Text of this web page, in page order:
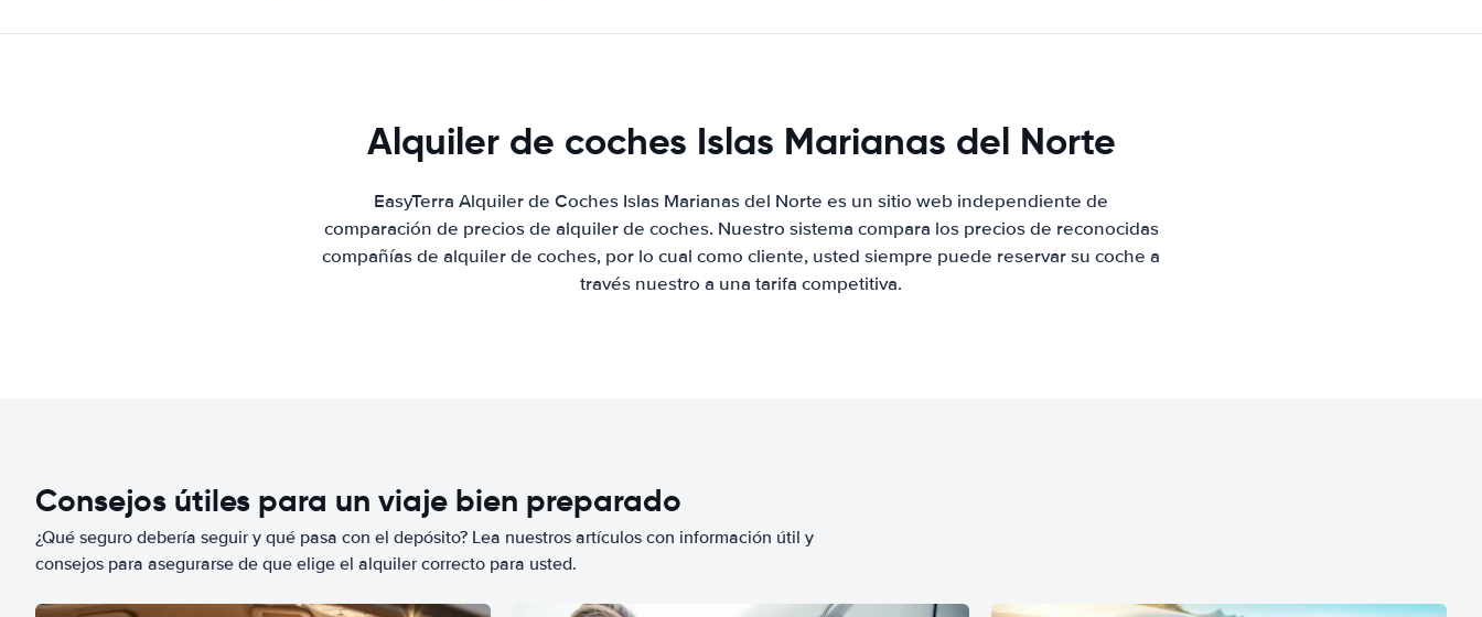
Alquiler de coches Islas Marianas del Norte
EasyTerra Alquiler de Coches Islas Marianas del Norte es un sitio web independiente de
comparación de precios de alquiler de coches. Nuestro sistema compara los precios de reconocidas
compañías de alquiler de coches, por lo cual como cliente, usted siempre puede reservar su coche a
través nuestro a una tarifa competitiva.
Consejos útiles para un viaje bien preparado
¿Qué seguro debería seguir y qué pasa con el depósito? Lea nuestros artículos con información útil y
consejos para asegurarse de que elige el alquiler correcto para usted.